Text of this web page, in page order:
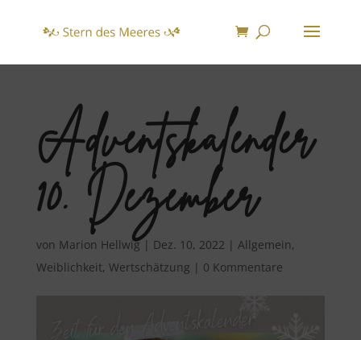
Adventskalender
10. Dezember
von Marion Hellwig| Dez. 10, 2022 | Allgemein,
Weiblichkeit, Wertschätzung | 0 Kommentare